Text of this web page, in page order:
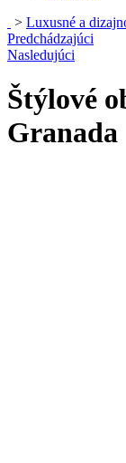
> Luxusné a
Predchádzajúci
Nasledujúci
Štýlové
Granada